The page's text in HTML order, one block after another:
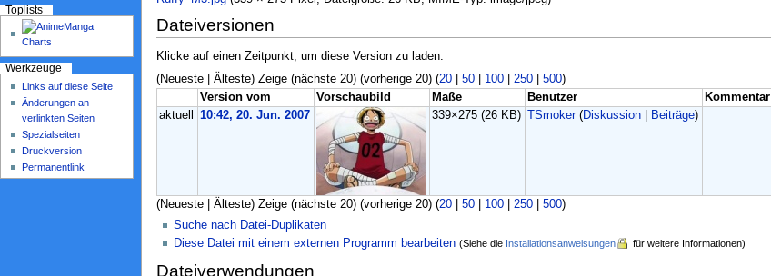
Dateiversionen
Klicke auf einen Zeitpunkt, um diese Version zu laden.
(Neueste | Älteste) Zeige (nächste 20) (vorherige 20) (20| 50| 100| 250| 500)
Version vom
Vorschaubild Maße Benutzer
Kommentar
aktuell
10:42, 20. Jun. 2007 339×275(26 KB) TSmoker (Diskussion Beiträge)
(Neueste | Älteste) Zeige (nächste 20) (vorherige 20) (20| 50| 100| 250| 500)
Suche nach Datei-Duplikaten
Diese Datei mit einem externen Programm bearbeiten (Siehe die Installationsanweisungen für weitere Informationen)
Dateiverwendungen
Toplists
Werkzeuge
Links auf diese Seite
Änderungen an
verlinkten Seiten
Spezialseiten
Druckversion
Permanentlink